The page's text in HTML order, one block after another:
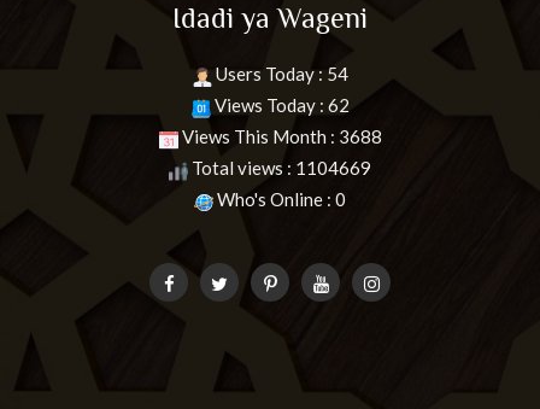
Idadi ya Wageni
Users Today : 54
Views Today : 62
Views This Month : 3688
Total views : 1104669
Who's Online : 0